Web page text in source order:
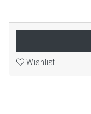
Wishlist